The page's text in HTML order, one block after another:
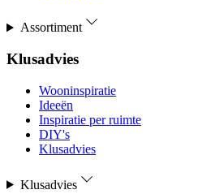
Assortiment
Klusadvies
Wooninspiratie
Ideeën
Inspiratie per ruimte
DIY's
Klusadvies
Klusadvies